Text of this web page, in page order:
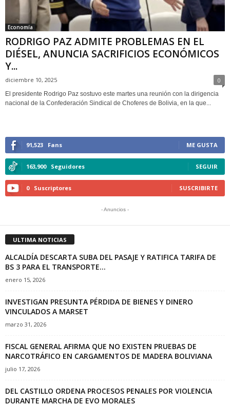
Economía
RODRIGO PAZ ADMITE PROBLEMAS EN EL
DIÉSEL, ANUNCIA SACRIFICIOS ECONÓMICOS
Y...
diciembre 10, 2025 0
El presidente Rodrigo Paz sostuvo este martes una reunión con la dirigencia
nacional de la Confederación Sindical de Choferes de Bolivia, en la que...
91,523 Fans ME GUSTA
163,900 Seguidores SEGUIR
0 Suscriptores SUSCRIBIRTE
- Anuncios -
ULTIMA NOTICIAS
ALCALDÍA DESCARTA SUBA DEL PASAJE Y RATIFICA TARIFA DE
BS 3 PARA EL TRANSPORTE...
enero 15, 2026
INVESTIGAN PRESUNTA PÉRDIDA DE BIENES Y DINERO
VINCULADOS A MARSET
marzo 31, 2026
FISCAL GENERAL AFIRMA QUE NO EXISTEN PRUEBAS DE
NARCOTRÁFICO EN CARGAMENTOS DE MADERA BOLIVIANA
julio 17, 2026
DEL CASTILLO ORDENA PROCESOS PENALES POR VIOLENCIA
DURANTE MARCHA DE EVO MORALES